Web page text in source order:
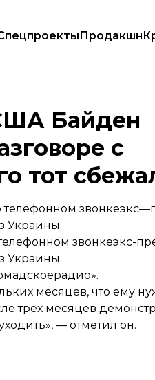
Продакшн
после которого тот
Байден
с
тот
Украины.
звонкеэкс-
Украины.
месяцев, что ему
трех месяцев
— отметил он.